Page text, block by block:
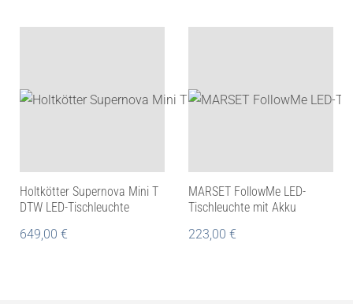
Holtkötter Supernova Mini T
DTW LED-Tischleuchte
649,00 €
MARSET FollowMe LED-
Tischleuchte mit Akku
223,00 €